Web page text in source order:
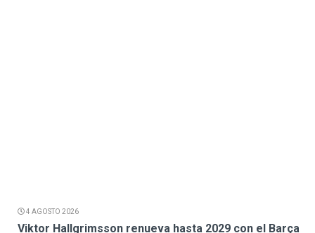
4 AGOSTO 2026
Viktor Hallgrimsson renueva hasta 2029 con el Barça